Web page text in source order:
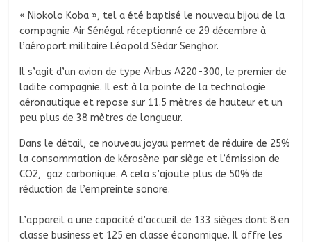
« Niokolo Koba », tel a été baptisé le nouveau bijou de la
compagnie Air Sénégal réceptionné ce 29 décembre à
l’aéroport militaire Léopold Sédar Senghor.
Il s’agit d’un avion de type Airbus A220-300, le premier de
ladite compagnie. Il est à la pointe de la technologie
aéronautique et repose sur 11.5 mètres de hauteur et un
peu plus de 38 mètres de longueur.
Dans le détail, ce nouveau joyau permet de réduire de 25%
la consommation de kérosène par siège et l’émission de
CO2, gaz carbonique. A cela s’ajoute plus de 50% de
réduction de l’empreinte sonore.
L’appareil a une capacité d’accueil de 133 sièges dont 8 en
classe business et 125 en classe économique. Il offre les